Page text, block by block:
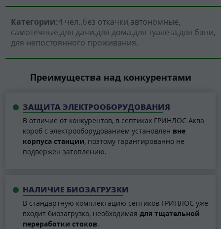
Категории:4 чел. без откачки автономные
самотечные для дачи для дома для туалета для бани
для непостоянного проживания
Преимущества над конкурентами
ЗАЩИТА ЭЛЕКТРООБОРУДОВАНИЯ
В отличие от конкурентов, в септиках ГРИНЛОС Аква
короб с электрооборудованием установлен вне
корпуса станции, поэтому гарантированно не
подвержен затоплению.
НАЛИЧИЕ БИОЗАГРУЗКИ
В стандартную комплектацию септиков ГРИНЛОС уже
входит биозагрузка, необходимая для тщательной
переработки стоков.